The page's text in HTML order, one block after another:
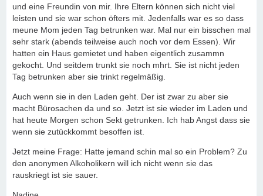
und eine Freundin von mir. Ihre Eltern können sich nicht viel
leisten und sie war schon öfters mit. Jedenfalls war es so dass
meune Mom jeden Tag betrunken war. Mal nur ein bisschen mal
sehr stark (abends teilweise auch noch vor dem Essen). Wir
hatten ein Haus gemietet und haben eigentlich zusammn
gekocht. Und seitdem trunkt sie noch mhrt. Sie ist nicht jeden
Tag betrunken aber sie trinkt regelmäßig.
Auch wenn sie in den Laden geht. Der ist zwar zu aber sie
macht Bürosachen da und so. Jetzt ist sie wieder im Laden und
hat heute Morgen schon Sekt getrunken. Ich hab Angst dass sie
wenn sie zutückkommt besoffen ist.
Jetzt meine Frage: Hatte jemand schin mal so ein Problem? Zu
den anonymen Alkoholikern will ich nicht wenn sie das
rauskriegt ist sie sauer.